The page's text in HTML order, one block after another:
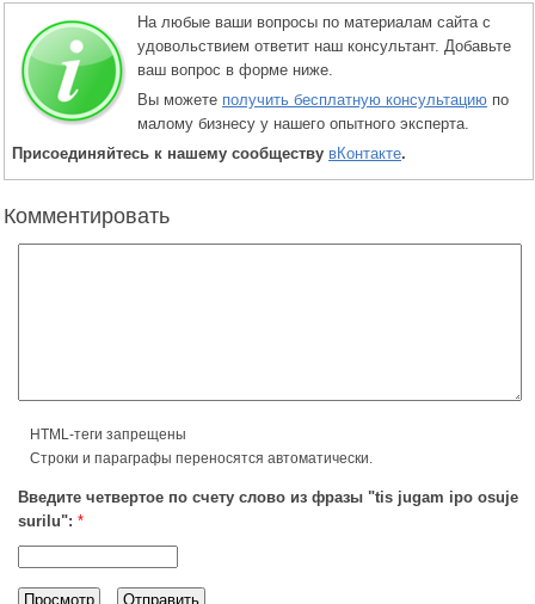
На любые ваши вопросы по материалам сайта с
удовольствием ответит наш консультант. Добавьте
ваш вопрос в форме ниже.
Вы можете получить бесплатную консультацию по
малому бизнесу у нашего опытного эксперта.
Присоединяйтесь к нашему сообществу вКонтакте.
Комментировать
HTML-теги запрещены
Строки и параграфы переносятся автоматически.
Введите четвертое по счету слово из фразы "tis jugam ipo osuje
surilu": *